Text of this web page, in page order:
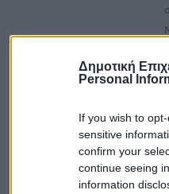
Δημοτική
Personal
If you wish to
sensitive
confirm your
continue seeing
information